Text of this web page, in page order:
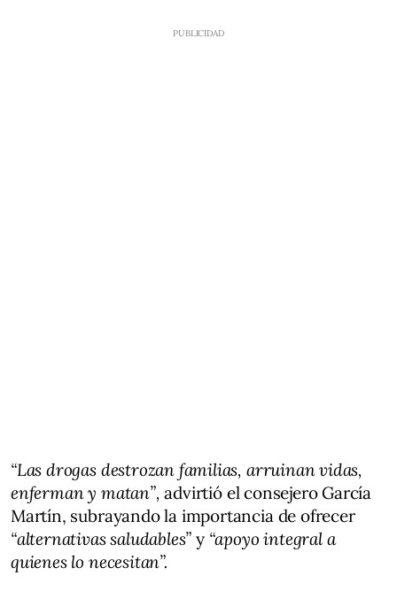
“Las drogas destrozan familias, arruinan vidas,
enferman y matan”, advirtió el consejero García
Martín, subrayando la importancia de ofrecer
“alternativas saludables” y “apoyo integral a
quienes lo necesitan”.